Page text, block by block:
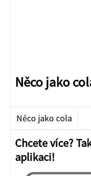
Něco jako
Něco jako cola
Chcete více?
aplikaci!